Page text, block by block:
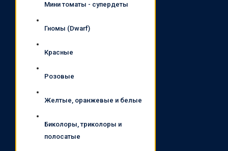
Мини томаты - супердеты
Гномы (Dwarf)
Красные
Розовые
Желтые, оранжевые и белые
Биколоры, триколоры и
полосатые